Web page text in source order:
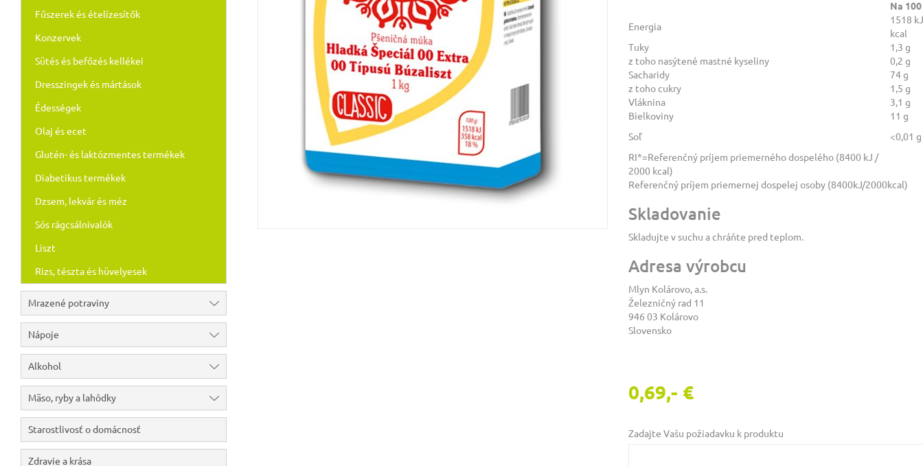
Fűszerek és ételízesítők
Konzervek
Sütés és befőzés kellékei
Dresszingek és mártások
Édességek
Olaj és ecet
Glutén- és laktózmentes termékek
Diabetikus termékek
Dzsem, lekvár és méz
Sós rágcsálnivalók
Liszt
Rizs, tészta és hüvelyesek
Mrazené potraviny
Nápoje
Alkohol
Mäso, ryby a lahôdky
Starostlivosť o domácnosť
Zdravie a krása
Na 100
Energia
1518
kcal
Tuky
1,3 g
z toho nasýtené mastné kyseliny
0,2 g
Sacharidy
74 g
z toho cukry
1,5 g
Vláknina
3,1 g
Bielkoviny
11 g
Soľ
<0,01 g
RI*=Referenčný príjem priemerného dospelého (8400 kJ /
2000 kcal)
Referenčný príjem priemernej dospelej osoby (8400kJ/2000kcal)
Skladovanie
Skladujte v suchu a chráňte pred teplom.
Adresa výrobcu
Mlyn Kolárovo, a.s.
Železničný rad 11
946 03 Kolárovo
Slovensko
0,69,- €
Zadajte Vašu požiadavku k produktu